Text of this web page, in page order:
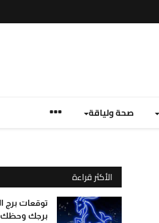
صحة ولياقة
الأكثر قراءة
برجك وحظك